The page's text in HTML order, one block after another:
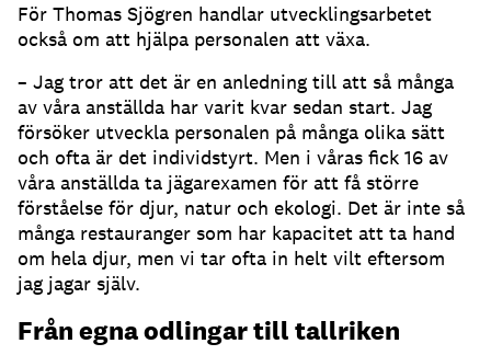
För Thomas Sjögren handlar utvecklingsarbetet
också om att hjälpa personalen att växa.
– Jag tror att det är en anledning till att så många
av våra anställda har varit kvar sedan start. Jag
försöker utveckla personalen på många olika sätt
och ofta är det individstyrt. Men i våras fick 16 av
våra anställda ta jägarexamen för att få större
förståelse för djur, natur och ekologi. Det är inte så
många restauranger som har kapacitet att ta hand
om hela djur, men vi tar ofta in helt vilt eftersom
jag jagar själv.
Från egna odlingar till tallriken